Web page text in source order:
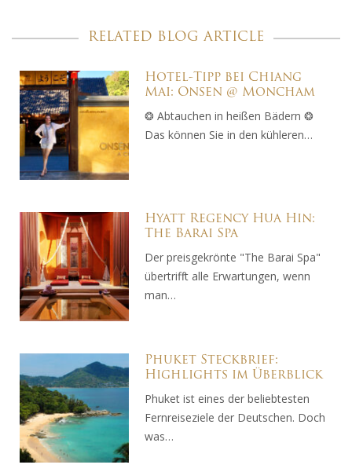
RELATED BLOG ARTICLE
Hotel-Tipp bei Chiang
Mai: Onsen @ Moncham
❂ Abtauchen in heißen Bädern ❂
Das können Sie in den kühleren…
Hyatt Regency Hua Hin:
The Barai Spa
Der preisgekrönte "The Barai Spa"
übertrifft alle Erwartungen, wenn
man…
Phuket Steckbrief:
Highlights im Überblick
Phuket ist eines der beliebtesten
Fernreiseziele der Deutschen. Doch
was…